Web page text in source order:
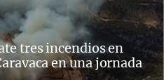
tres incendios en
en una jornada